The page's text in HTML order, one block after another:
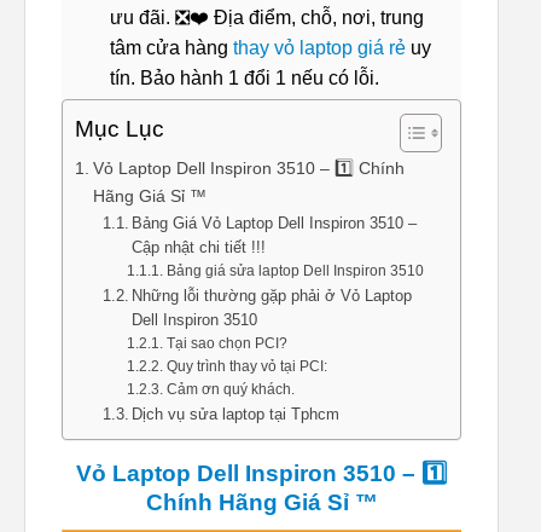
ưu đãi. ❎❤️ Địa điểm, chỗ, nơi, trung
tâm cửa hàng thay vỏ laptop giá rẻ uy
tín. Bảo hành 1 đổi 1 nếu có lỗi.
Mục Lục
Vỏ Laptop Dell Inspiron 3510 – 1️⃣ Chính
Hãng Giá Sỉ ™
Bảng Giá Vỏ Laptop Dell Inspiron 3510 –
Cập nhật chi tiết !!!
Bảng giá sửa laptop Dell Inspiron 3510
Những lỗi thường gặp phải ở Vỏ Laptop
Dell Inspiron 3510
Tại sao chọn PCI?
Quy trình thay vỏ tại PCI:
Cảm ơn quý khách.
Dịch vụ sửa laptop tại Tphcm
Vỏ Laptop Dell Inspiron 3510 – 1️⃣
Chính Hãng Giá Sỉ ™